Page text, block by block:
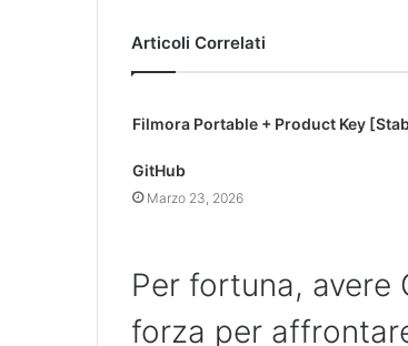
Articoli Correlati
Filmora Portable + Product Key
GitHub
Marzo 23, 2026
Per fortuna, avere
forza per